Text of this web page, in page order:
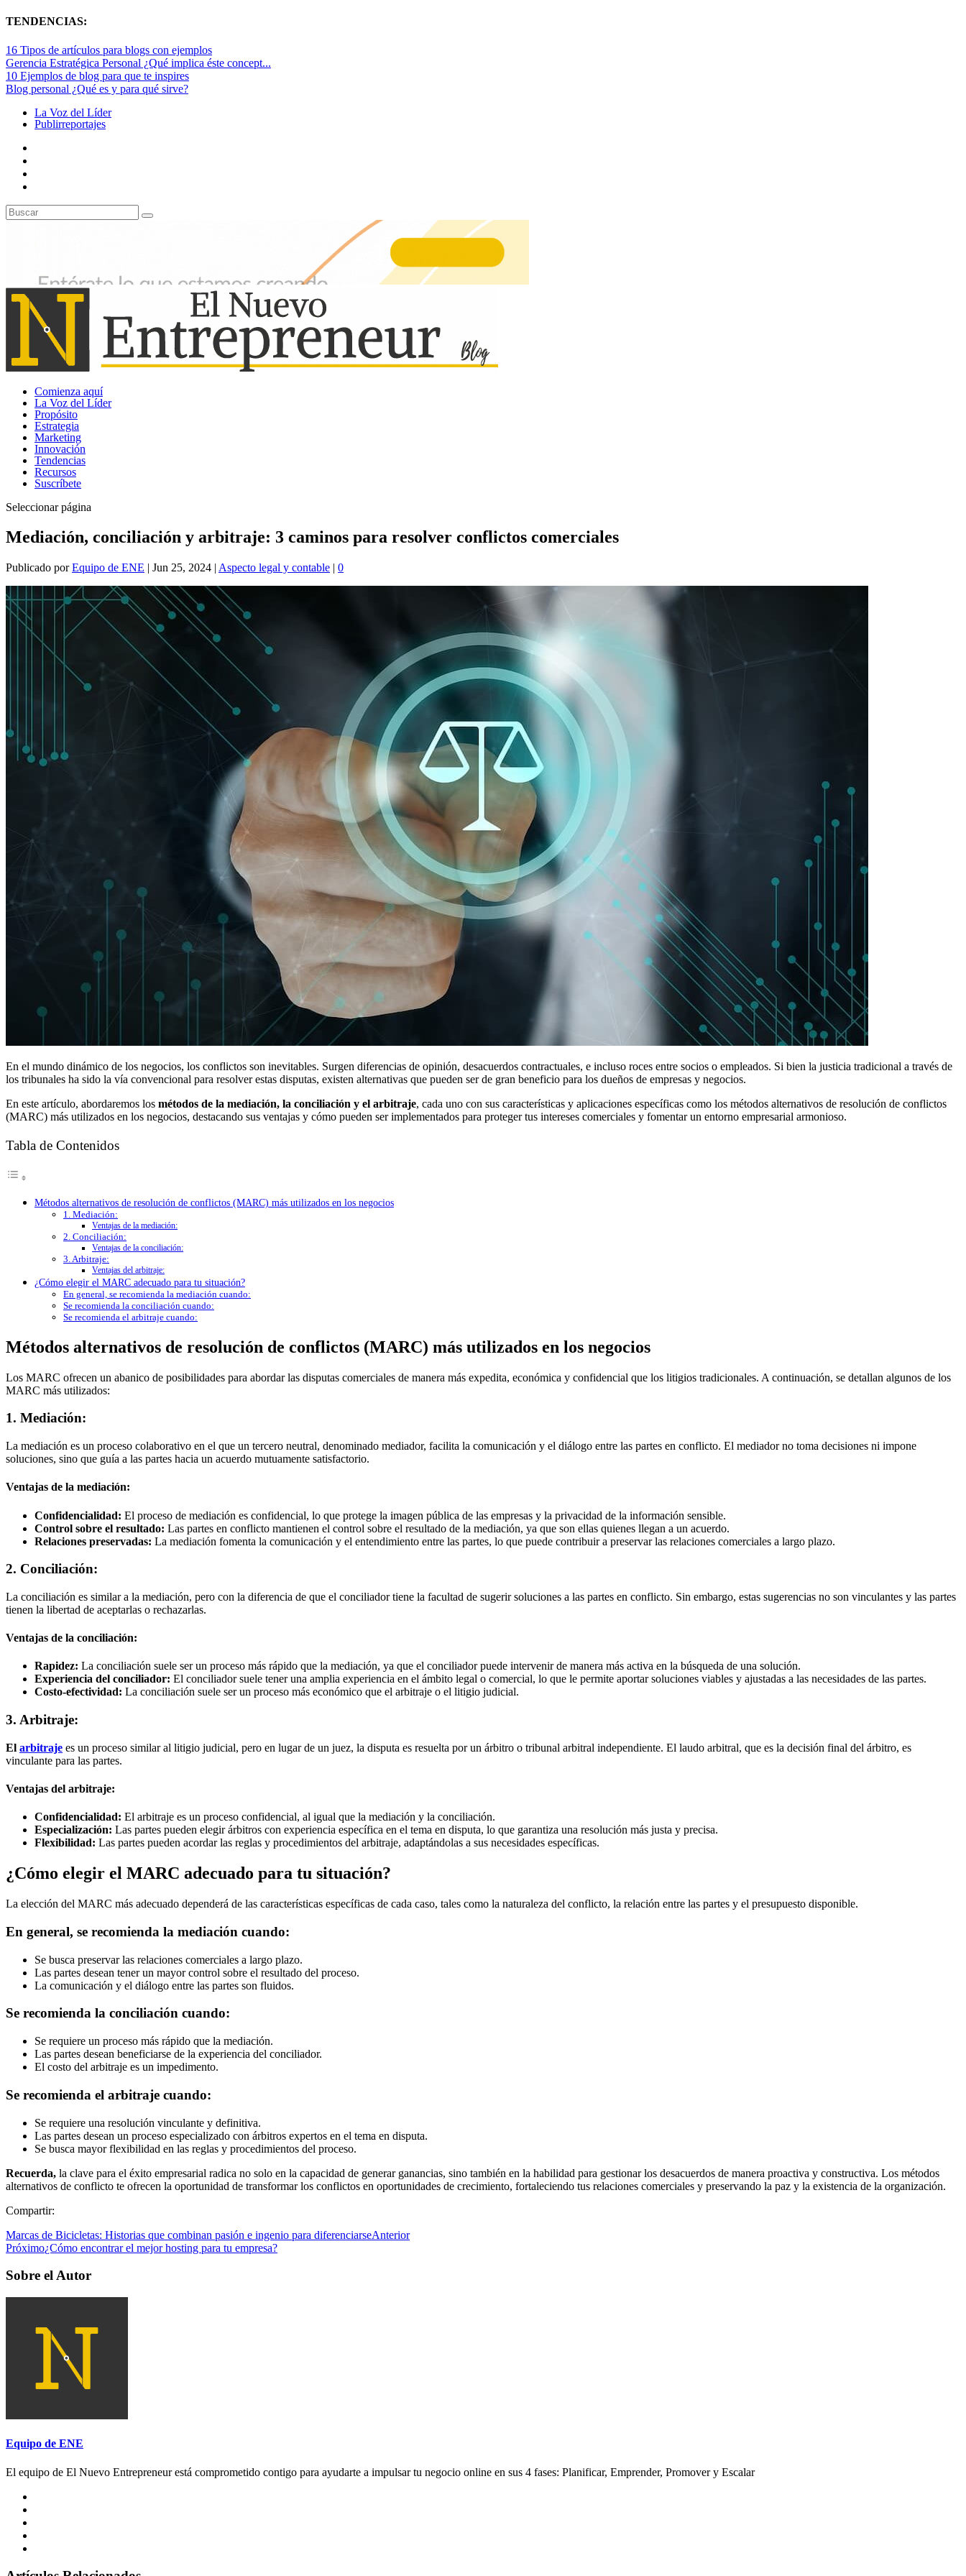
TENDENCIAS:
16 Tipos de artículos para blogs con ejemplos
Gerencia Estratégica Personal ¿Qué implica éste concept...
10 Ejemplos de blog para que te inspires
Blog personal ¿Qué es y para qué sirve?
La Voz del Líder
Publirreportajes
Comienza aquí
La Voz del Líder
Propósito
Estrategia
Marketing
Innovación
Tendencias
Recursos
Suscríbete
Seleccionar página
Mediación, conciliación y arbitraje: 3 caminos para resolver conflictos comerciales
Publicado porEquipo de ENE | Jun 25, 2024 | Aspecto legal y contable | 0
En el mundo dinámico de los negocios, los conflictos son inevitables. Surgen diferencias de opinión, desacuerdos contractuales, e incluso roces entre socios o empleados. Si bien la justicia tradicional a través de
los tribunales ha sido la vía convencional para resolver estas disputas, existen alternativas que pueden ser de gran beneficio para los dueños de empresas y negocios.
En este artículo, abordaremos los métodos de la mediación, la conciliación y el arbitraje, cada uno con sus características y aplicaciones específicas como los métodos alternativos de resolución de conflictos
(MARC) más utilizados en los negocios, destacando sus ventajas y cómo pueden ser implementados para proteger tus intereses comerciales y fomentar un entorno empresarial armonioso.
Tabla de Contenidos
Métodos alternativos de resolución de conflictos (MARC) más utilizados en los negocios
1. Mediación:
Ventajas de la mediación:
2. Conciliación:
Ventajas de la conciliación:
3. Arbitraje:
Ventajas del arbitraje:
¿Cómo elegir el MARC adecuado para tu situación?
En general, se recomienda la mediación cuando:
Se recomienda la conciliación cuando:
Se recomienda el arbitraje cuando:
Métodos alternativos de resolución de conflictos (MARC) más utilizados en los negocios
Los MARC ofrecen un abanico de posibilidades para abordar las disputas comerciales de manera más expedita, económica y confidencial que los litigios tradicionales. A continuación, se detallan algunos de los
MARC más utilizados:
1. Mediación:
La mediación es un proceso colaborativo en el que un tercero neutral, denominado mediador, facilita la comunicación y el diálogo entre las partes en conflicto. El mediador no toma decisiones ni impone
soluciones, sino que guía a las partes hacia un acuerdo mutuamente satisfactorio.
Ventajas de la mediación:
Confidencialidad: El proceso de mediación es confidencial, lo que protege la imagen pública de las empresas y la privacidad de la información sensible.
Control sobre el resultado: Las partes en conflicto mantienen el control sobre el resultado de la mediación, ya que son ellas quienes llegan a un acuerdo.
Relaciones preservadas: La mediación fomenta la comunicación y el entendimiento entre las partes, lo que puede contribuir a preservar las relaciones comerciales a largo plazo.
2. Conciliación:
La conciliación es similar a la mediación, pero con la diferencia de que el conciliador tiene la facultad de sugerir soluciones a las partes en conflicto. Sin embargo, estas sugerencias no son vinculantes y las partes
tienen la libertad de aceptarlas o rechazarlas.
Ventajas de la conciliación:
Rapidez: La conciliación suele ser un proceso más rápido que la mediación, ya que el conciliador puede intervenir de manera más activa en la búsqueda de una solución.
Experiencia del conciliador: El conciliador suele tener una amplia experiencia en el ámbito legal o comercial, lo que le permite aportar soluciones viables y ajustadas a las necesidades de las partes.
Costo-efectividad: La conciliación suele ser un proceso más económico que el arbitraje o el litigio judicial.
3. Arbitraje:
El arbitraje es un proceso similar al litigio judicial, pero en lugar de un juez, la disputa es resuelta por un árbitro o tribunal arbitral independiente. El laudo arbitral, que es la decisión final del árbitro, es
vinculante para las partes.
Ventajas del arbitraje:
Confidencialidad: El arbitraje es un proceso confidencial, al igual que la mediación y la conciliación.
Especialización: Las partes pueden elegir árbitros con experiencia específica en el tema en disputa, lo que garantiza una resolución más justa y precisa.
Flexibilidad: Las partes pueden acordar las reglas y procedimientos del arbitraje, adaptándolas a sus necesidades específicas.
¿Cómo elegir el MARC adecuado para tu situación?
La elección del MARC más adecuado dependerá de las características específicas de cada caso, tales como la naturaleza del conflicto, la relación entre las partes y el presupuesto disponible.
En general, se recomienda la mediación cuando:
Se busca preservar las relaciones comerciales a largo plazo.
Las partes desean tener un mayor control sobre el resultado del proceso.
La comunicación y el diálogo entre las partes son fluidos.
Se recomienda la conciliación cuando:
Se requiere un proceso más rápido que la mediación.
Las partes desean beneficiarse de la experiencia del conciliador.
El costo del arbitraje es un impedimento.
Se recomienda el arbitraje cuando:
Se requiere una resolución vinculante y definitiva.
Las partes desean un proceso especializado con árbitros expertos en el tema en disputa.
Se busca mayor flexibilidad en las reglas y procedimientos del proceso.
Recuerda, la clave para el éxito empresarial radica no solo en la capacidad de generar ganancias, sino también en la habilidad para gestionar los desacuerdos de manera proactiva y constructiva. Los métodos
alternativos de conflicto te ofrecen la oportunidad de transformar los conflictos en oportunidades de crecimiento, fortaleciendo tus relaciones comerciales y preservando la paz y la existencia de la organización.
Compartir:
Marcas de Bicicletas: Historias que combinan pasión e ingenio para diferenciarseAnterior
Próximo¿Cómo encontrar el mejor hosting para tu empresa?
Sobre el Autor
Equipo de ENE
El equipo de El Nuevo Entrepreneur está comprometido contigo para ayudarte a impulsar tu negocio online en sus 4 fases: Planificar, Emprender, Promover y Escalar